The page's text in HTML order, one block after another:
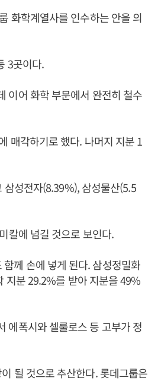
화학계열사를 인수하는 안을 의
3곳이다.
이어 화학 부문에서 완전히 철수
매각하기로 했다. 나머지 지분 1
성전자(8.39%), 삼성물산(5.5
칼에 넘길 것으로 보인다.
께 손에 넣게 된다. 삼성정밀화
지분 29.2%를 받아 지분을 49%
에폭시와 셀룰로스 등 고부가 정
될 것으로 추산한다. 롯데그룹은